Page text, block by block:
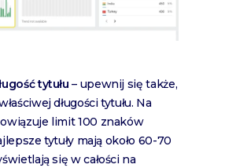
tytułu– upewnij się także,
długości tytułu. Na
limit 100 znaków
tytuły mają około 60-70
się w całości na